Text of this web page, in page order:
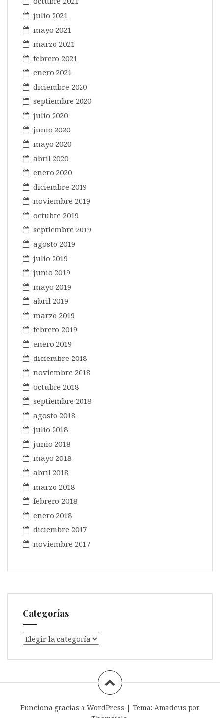
julio 2021
mayo 2021
marzo 2021
febrero 2021
enero 2021
diciembre 2020
septiembre 2020
julio 2020
junio 2020
mayo 2020
abril 2020
enero 2020
diciembre 2019
noviembre 2019
octubre 2019
septiembre 2019
agosto 2019
julio 2019
junio 2019
mayo 2019
abril 2019
marzo 2019
febrero 2019
enero 2019
diciembre 2018
noviembre 2018
octubre 2018
septiembre 2018
agosto 2018
julio 2018
junio 2018
mayo 2018
abril 2018
marzo 2018
febrero 2018
enero 2018
diciembre 2017
noviembre 2017
Categorías
Categorías
Funciona gracias a WordPress | Tema: Amadeus por